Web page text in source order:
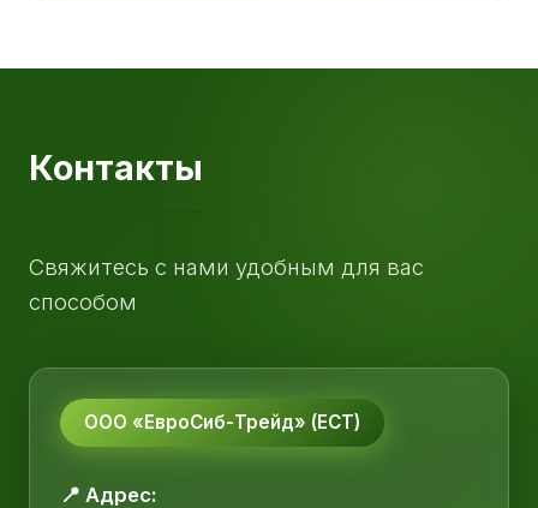
Контакты
Свяжитесь с нами удобным для вас
способом
ООО «ЕвроСиб-Трейд» (ЕСТ)
📍 Адрес: